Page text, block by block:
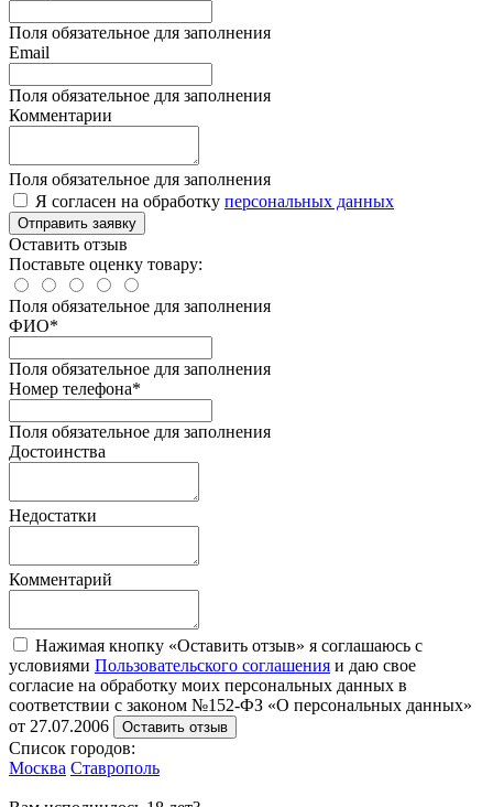
Поля обязательное для заполнения
Email
Поля обязательное для заполнения
Комментарии
Поля обязательное для заполнения
Я согласен на обработку персональных данных
Отправить заявку
Оставить отзыв
Поставьте оценку товару:
Поля обязательное для заполнения
ФИО*
Поля обязательное для заполнения
Номер телефона*
Поля обязательное для заполнения
Достоинства
Недостатки
Комментарий
Нажимая кнопку «Оставить отзыв» я соглашаюсь с
условиями Пользовательского соглашения и даю свое
согласие на обработку моих персональных данных в
соответствии с законом №152-ФЗ «О персональных данных»
от 27.07.2006
Оставить отзыв
Список городов:
Москва Ставрополь